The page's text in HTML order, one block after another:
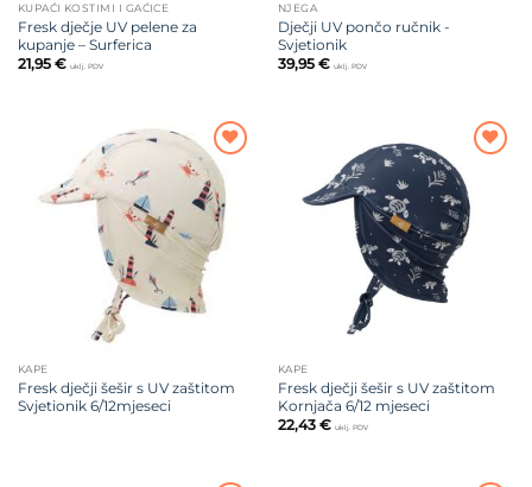
KUPAĆI KOSTIMI I GAĆICE
Fresk dječje UV pelene za
kupanje – Surferica
21,95 € uklj. PDV
NJEGA
Dječji UV pončo ručnik -
Svjetionik
39,95 € uklj. PDV
Dodajte
na listu
želja
KAPE
Fresk dječji šešir s UV zaštitom
Svjetionik 6/12mjeseci
Dodajte
na listu
želja
KAPE
Fresk dječji šešir s UV zaštitom
Kornjača 6/12 mjeseci
22,43 € uklj. PDV